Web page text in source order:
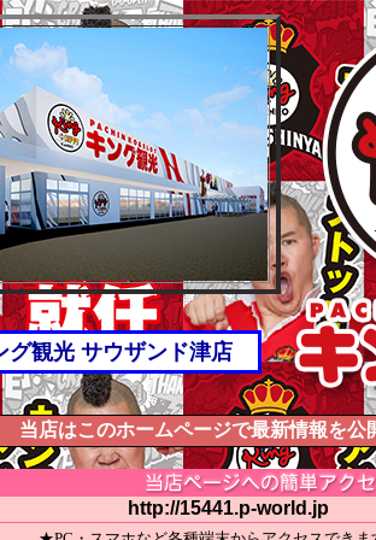
グ観光 サウザンド津店
当店はこのホームページで最新情報を公
http://15441.p-world.jp